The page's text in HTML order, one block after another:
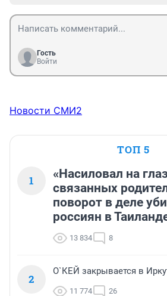
Гость
Войти
Новости СМИ2
ТОП 5
1
«Насиловал на
связанных
поворот в деле
россиян в
13 834 8
2
О`КЕЙ закрывается в
11 774 26